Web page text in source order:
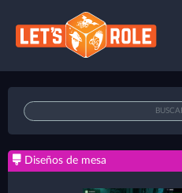
Diseños de mesa